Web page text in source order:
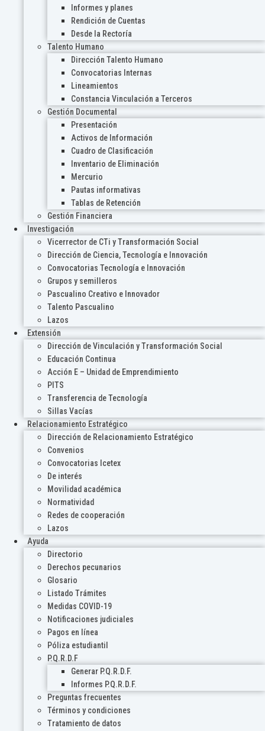
Informes y planes
Rendición de Cuentas
Desde la Rectoría
Talento Humano
Dirección Talento Humano
Convocatorias Internas
Lineamientos
Constancia Vinculación a Terceros
Gestión Documental
Presentación
Activos de Información
Cuadro de Clasificación
Inventario de Eliminación
Mercurio
Pautas informativas
Tablas de Retención
Gestión Financiera
Investigación
Vicerrector de CTi y Transformación Social
Dirección de Ciencia, Tecnología e Innovación
Convocatorias Tecnología e Innovación
Grupos y semilleros
Pascualino Creativo e Innovador
Talento Pascualino
Lazos
Extensión
Dirección de Vinculación y Transformación Social
Educación Continua
Acción E – Unidad de Emprendimiento
PITS
Transferencia de Tecnología
Sillas Vacías
Relacionamiento Estratégico
Dirección de Relacionamiento Estratégico
Convenios
Convocatorias Icetex
De interés
Movilidad académica
Normatividad
Redes de cooperación
Lazos
Ayuda
Directorio
Derechos pecunarios
Glosario
Listado Trámites
Medidas COVID-19
Notificaciones judiciales
Pagos en línea
Póliza estudiantil
P.Q.R.D.F
Generar P.Q.R.D.F.
Informes P.Q.R.D.F.
Preguntas frecuentes
Términos y condiciones
Tratamiento de datos